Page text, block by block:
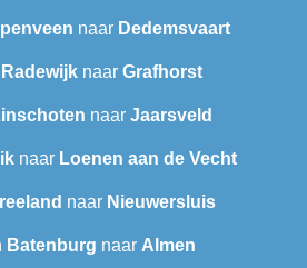
naar Dedemsvaart
Radewijknaar Grafhorst
naar Jaarsveld
naar Loenen aan de Vecht
naar Nieuwersluis
Batenburg naar Almen